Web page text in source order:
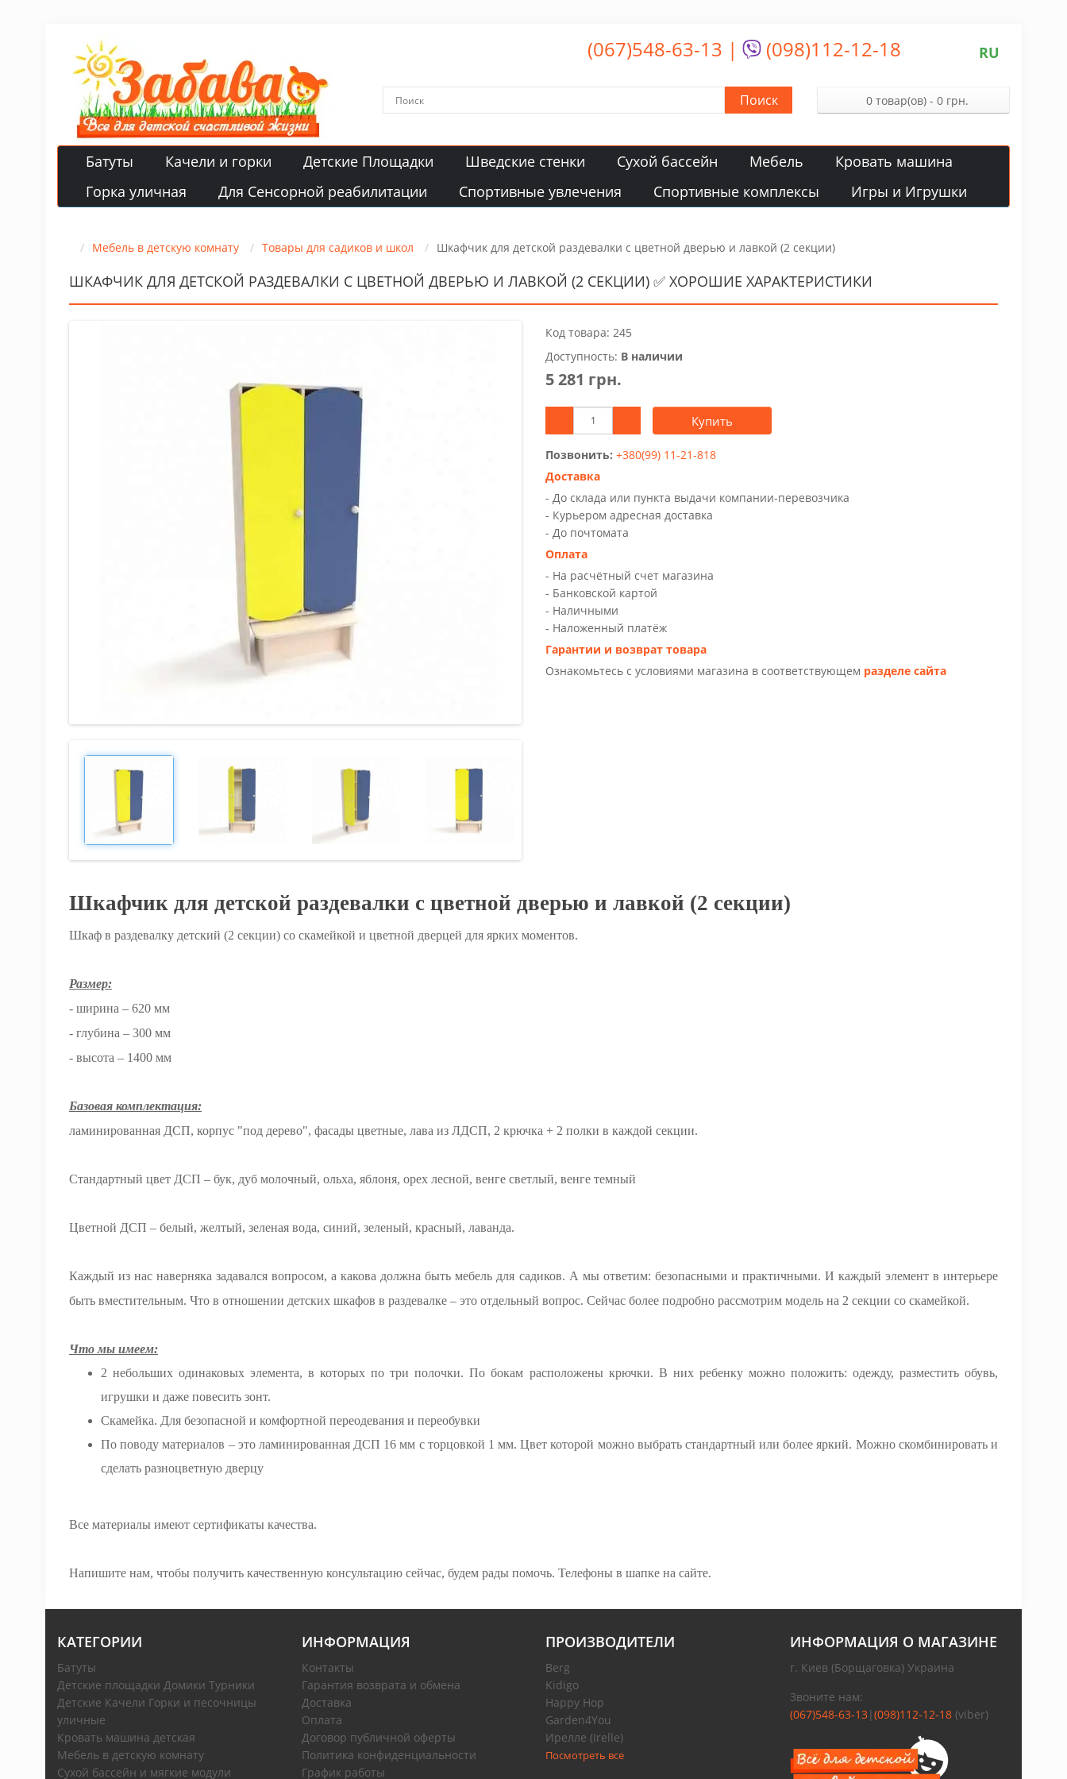
(067)548-63-13 | (098)112-12-18 RU
Поиск 0 товар(ов) - 0 грн.
Батуты Качели и горки Детские Площадки Шведские стенки Сухой бассейн Мебель
Кровать машина
Горка уличная
Для Сенсорной реабилитации Спортивные увлечения Спортивные комплексы Игры и Игрушки
Мебель в детскую комнату Товары для садиков и школ Шкафчик для детской раздевалки с цветной дверью и лавкой (2 секции)
ШКАФЧИК ДЛЯ ДЕТСКОЙ РАЗДЕВАЛКИ С ЦВЕТНОЙ ДВЕРЬЮ И ЛАВКОЙ (2 СЕКЦИИ) ✅ ХОРОШИЕ ХАРАКТЕРИСТИКИ
Код товара: 245
Доступность: В наличии
5 281 грн.
Купить
Позвонить: +380(99) 11-21-818
Доставка
- До склада или пункта выдачи компании-перевозчика
- Курьером адресная доставка
- До почтомата
Оплата
- На расчётный счет магазина
- Банковской картой
- Наличными
- Наложенный платёж
Гарантии и возврат товара
Ознакомьтесь с условиями магазина в соответствующем разделе сайта
Шкафчик для детской раздевалки с цветной дверью и лавкой (2 секции)
Шкаф в раздевалку детский (2 секции) со скамейкой и цветной дверцей для ярких моментов.
Размер:
- ширина – 620 мм
- глубина – 300 мм
- высота – 1400 мм
Базовая комплектация:
ламинированная ДСП, корпус "под дерево", фасады цветные, лава из ЛДСП, 2 крючка + 2 полки в каждой секции.
Стандартный цвет ДСП – бук, дуб молочный, ольха, яблоня, орех лесной, венге светлый, венге темный
Цветной ДСП – белый, желтый, зеленая вода, синий, зеленый, красный, лаванда.
Каждый из нас наверняка задавался вопросом, а какова должна быть мебель для садиков. А мы ответим: безопасными и практичными. И каждый элемент в интерьере
быть вместительным. Что в отношении детских шкафов в раздевалке – это отдельный вопрос. Сейчас более подробно рассмотрим модель на 2 секции со скамейкой.
Что мы имеем:
2 небольших одинаковых элемента, в которых по три полочки. По бокам расположены крючки. В них ребенку можно положить: одежду, разместить обувь,
игрушки и даже повесить зонт.
Скамейка. Для безопасной и комфортной переодевания и переобувки
По поводу материалов – это ламинированная ДСП 16 мм с торцовкой 1 мм. Цвет которой можно выбрать стандартный или более яркий. Можно скомбинировать и
сделать разноцветную дверцу
Все материалы имеют сертификаты качества.
Напишите нам, чтобы получить качественную консультацию сейчас, будем рады помочь. Телефоны в шапке на сайте.
КАТЕГОРИИ
Батуты
Детские площадки Домики Турники
Детские Качели Горки и песочницы
уличные
Кровать машина детская
Мебель в детскую комнату
Сухой бассейн и мягкие модули
ИНФОРМАЦИЯ
Контакты
Гарантия возврата и обмена
Доставка
Оплата
Договор публичной оферты
Политика конфиденциальности
График работы
ПРОИЗВОДИТЕЛИ
Berg
Kidigo
Happy Hop
Garden4You
Ирелле (Irelle)
Посмотреть все
ИНФОРМАЦИЯ О МАГАЗИНЕ
г. Киев (Борщаговка) Украина
Звоните нам:
(067)548-63-13| (098)112-12-18(viber)